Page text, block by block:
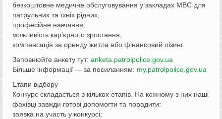
безкоштовне медичне обслуговування у закладах МВС для
патрульних та їхніх рідних;
професійне навчання;
можливість кар’єрного зростання;
компенсація за оренду житла або фінансовий лізинг.
Заповнюйте анкету тут: anketa.patrolpolice.gov.ua
Більше інформації — за посиланням: my.patrolpolice. gov.ua
Етапи відбору
Конкурс складається з кількох етапів. На кожному з них наші
фахівці завжди готові допомогти та порадити:
заявка на участь у конкурсі;